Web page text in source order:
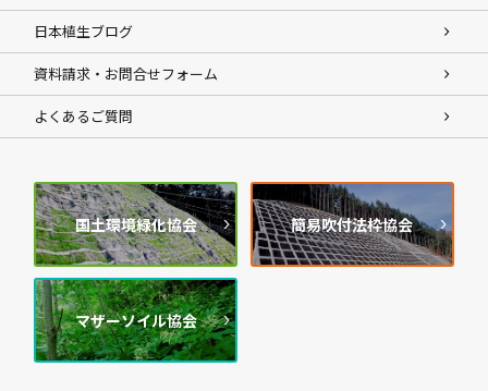
日本植生ブログ
資料請求・お問合せフォーム
よくあるご質問
国土環境緑化協会 簡易吹付法枠協会
マザーソイル協会